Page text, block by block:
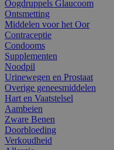
Oogdruppels Glaucoom
Ontsmetting
Middelen voor het Oor
Contraceptie
Condooms
Supplementen
Noodpil
Urinewegen en Prostaat
Overige geneesmiddelen
Hart en Vaatstelsel
Aambeien
Zware Benen
Doorbloeding
Verkoudheid